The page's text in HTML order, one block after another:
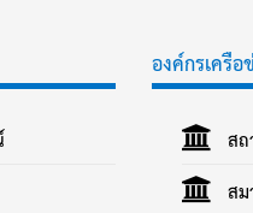
องค์กรเครื
ส
ส